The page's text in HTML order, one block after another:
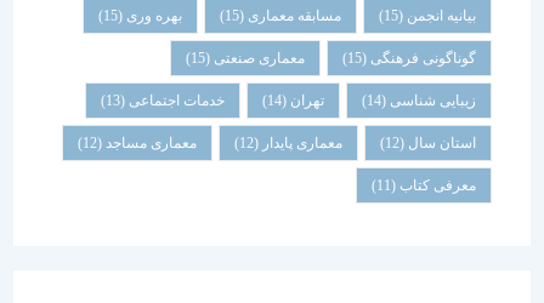
بیانیه انجمن(15) مسابقه معماری (15) بهره وری(15)
گوناگونی فرهنگی (15) معماری صنعتی(15)
زیبایی شناسی (14) تهران خدمات اجتماعی (13)
استان سال(12) معماری پایدار (12) معماری مساجد(12)
معرفی کتاب(11)